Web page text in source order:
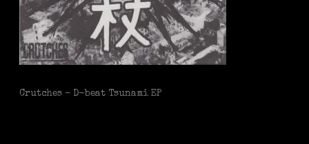
Crutches – D-beat Tsunami EP